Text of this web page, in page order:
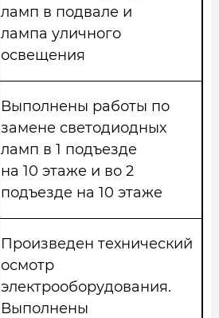
ламп в подвале и
лампа уличного
освещения
Выполнены работы по
замене светодиодных
ламп в 1 подъезде
на 10 этаже и во 2
подъезде на 10 этаже
Произведен технический
осмотр
электрооборудования.
Выполнены